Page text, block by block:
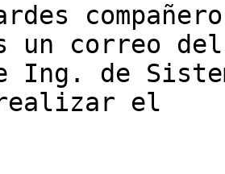
un correo del
Ing. de
realizar el